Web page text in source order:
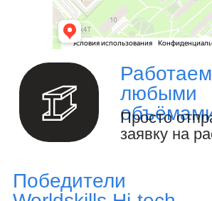
изделий любой сложности под ключ.
металлоконструкций.
Полный цикл обработки металла и
металлоизделий
Производство инженерных
расчётов и анализ конструкций.
конструкторской документации.
Осуществление авторского